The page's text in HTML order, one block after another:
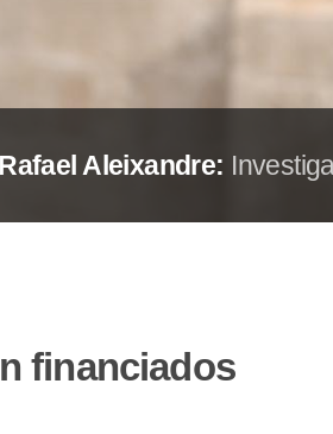
Rafael Aleixandre:
financiados